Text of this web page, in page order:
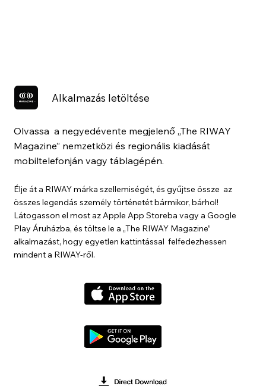
Alkalmazás letöltése
Olvassa a negyedévente megjelenő „The RIWAY
Magazine” nemzetközi és regionális kiadását
mobiltelefonján vagy táblagépén.
Élje át a RIWAY márka szellemiségét, és gyűjtse össze az
összes legendás személy történetét bármikor, bárhol!
Látogasson el most az Apple App Storeba vagy a Google
Play Áruházba, és töltse le a „The RIWAY Magazine”
alkalmazást, hogy egyetlen kattintással felfedezhessen
mindent a RIWAY-ről.